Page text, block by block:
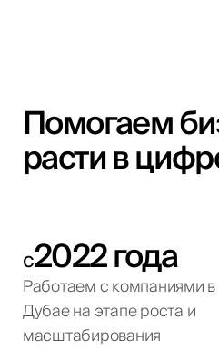
Помогаем
расти в
с2022 года
Работаем с компаниями в
Дубае на этапе роста и
масштабирования